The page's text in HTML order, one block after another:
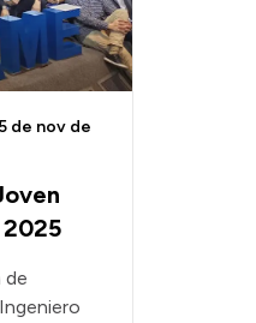
5 de nov de
de